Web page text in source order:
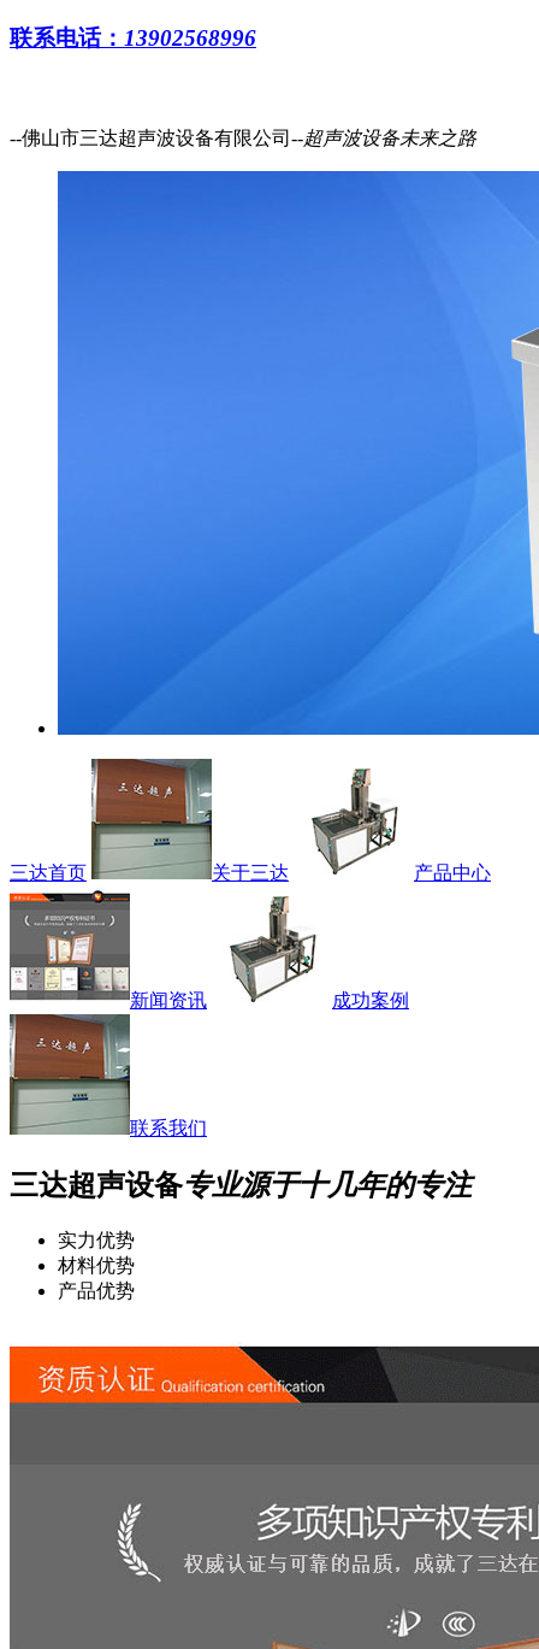
联系电话： 13902568996
--佛山市三达超声波设备有限公司--超声波设备未来之路
三达首页 关于三达 产品中心
新闻资讯 成功案例
联系我们
三达超声设备专业源于十几年的专注
实力优势
材料优势
产品优势